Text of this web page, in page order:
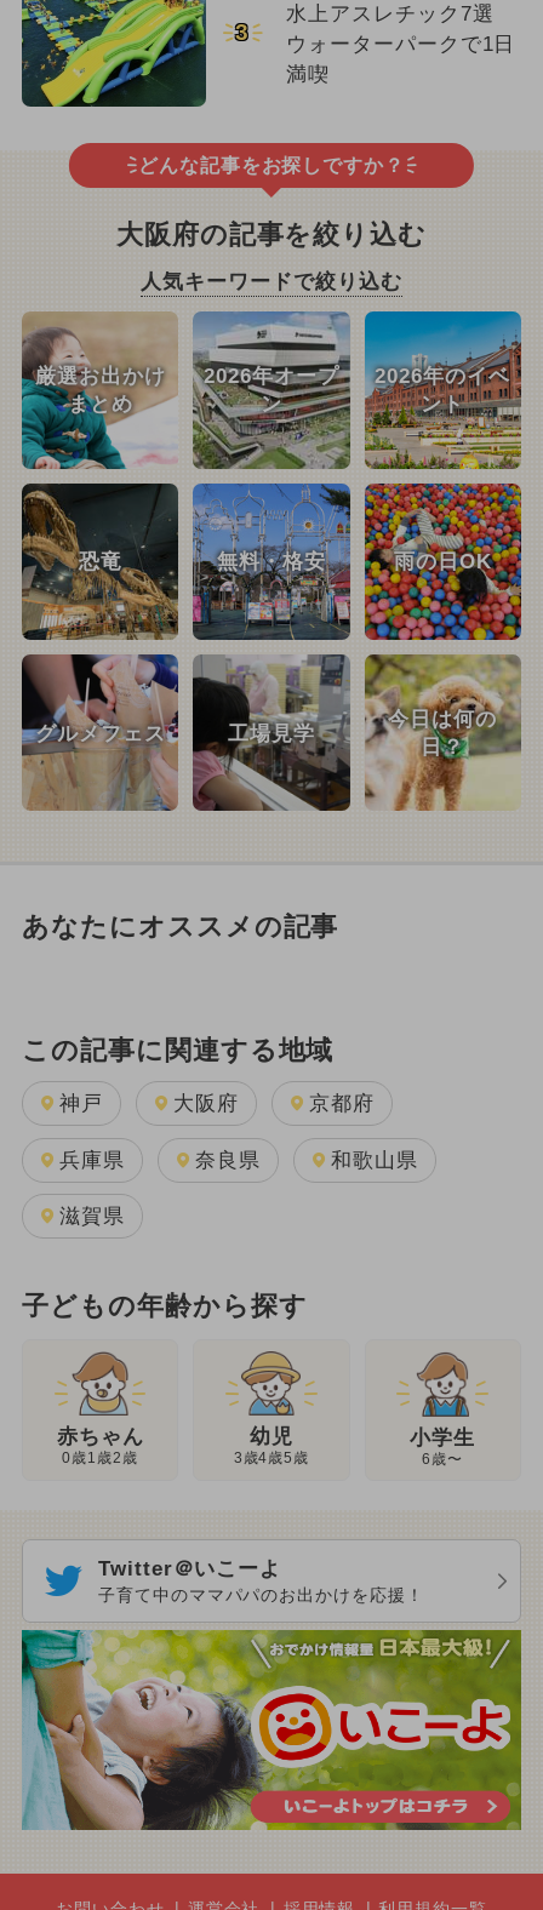
3
水上アスレチック7選
ウォーターパークで1日
満喫
どんな記事をお探しですか？
大阪府の記事を絞り込む
人気キーワードで絞り込む
厳選お出かけ
まとめ
2026年オープ
ン
2026年のイベ
ント
恐竜 無料・格安 雨の日OK
グルメフェス 工場見学
今日は何の
日？
あなたにオススメの記事
この記事に関連する地域
神戸 大阪府 京都府
兵庫県 奈良県 和歌山県
滋賀県
子どもの年齢から探す
赤ちゃん
0歳1歳2歳
幼児
3歳4歳5歳
小学生
6歳〜
Twitter＠いこーよ
子育て中のママパパのお出かけを応援！